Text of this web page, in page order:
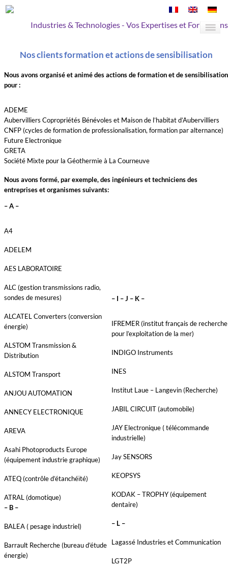
Industries & Technologies - Vos Expertises et Formations
Nos clients formation et actions de sensibilisation
Nous avons organisé et animé des actions de formation et de sensibilisation
pour :
ADEME
Aubervilliers Copropriétés Bénévoles et Maison de l’habitat d’Aubervilliers
CNFP (cycles de formation de professionalisation, formation par alternance)
Future Electronique
GRETA
Société Mixte pour la Géothermie à La Courneuve
Nous avons formé, par exemple, des ingénieurs et techniciens des
entreprises et organismes suivants:
– A –
A4
ADELEM
AES LABORATOIRE
ALC (gestion transmissions radio,
sondes de mesures)
ALCATEL Converters (conversion
énergie)
ALSTOM Transmission &
Distribution
ALSTOM Transport
ANJOU AUTOMATION
ANNECY ELECTRONIQUE
AREVA
Asahi Photoproducts Europe
(équipement industrie graphique)
ATEQ (contrôle d’étanchéïté)
ATRAL (domotique)
– B –
BALEA ( pesage industriel)
Barrault Recherche (bureau d’étude
énergie)
– I – J – K –
IFREMER (institut français de recherche
pour l’exploitation de la mer)
INDIGO Instruments
INES
Institut Laue – Langevin (Recherche)
JABIL CIRCUIT (automobile)
JAY Electronique ( télécommande
industrielle)
Jay SENSORS
KEOPSYS
KODAK – TROPHY (équipement
dentaire)
– L –
Lagassé Industries et Communication
LGT2P